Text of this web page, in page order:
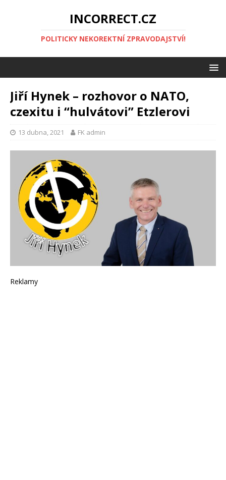
INCORRECT.CZ
POLITICKY NEKOREKTNÍ ZPRAVODAJSTVÍ!
Jiří Hynek – rozhovor o NATO,
czexitu i “hulvátovi” Etzlerovi
13 dubna, 2021 FK admin
Reklamy